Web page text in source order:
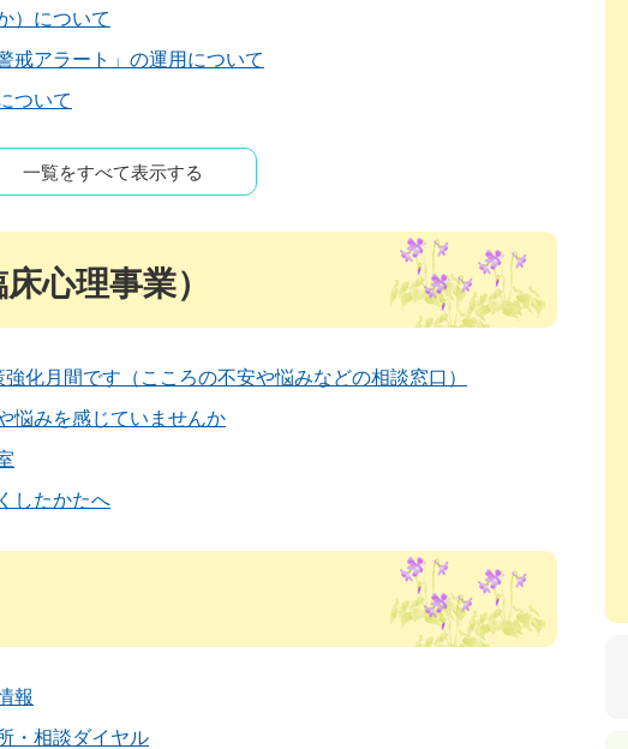
）について
戒アラート」の運用について
ついて
一覧をすべて表示する
心理事業）
化月間です（こころの不安や悩みなどの相談窓口）
悩みを感じていませんか
したかたへ
報
・相談ダイヤル